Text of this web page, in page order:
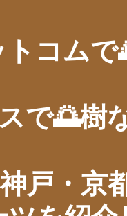
コム
で🌅樹
戸・京